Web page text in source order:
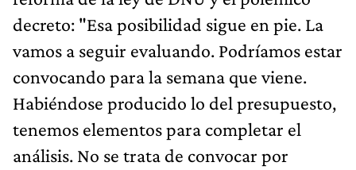
decreto: "Esa posibilidad sigue en pie. La
vamos a seguir evaluando. Podríamos estar
convocando para la semana que viene.
Habiéndose producido lo del presupuesto,
tenemos elementos para completar el
análisis. No se trata de convocar por